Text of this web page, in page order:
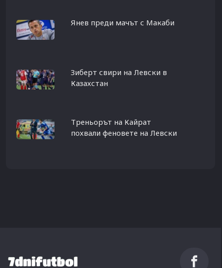
Янев преди мачът с Макаби
Зиберт свири на Левски в
Казахстан
Треньорът на Кайрат
похвали феновете на Левски